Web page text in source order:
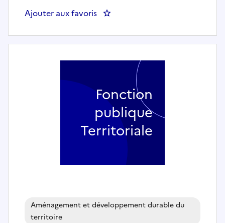
Ajouter aux favoris : Chef de service
Aménagement et développement durable du
territoire
Fonction
publique
Territoriale